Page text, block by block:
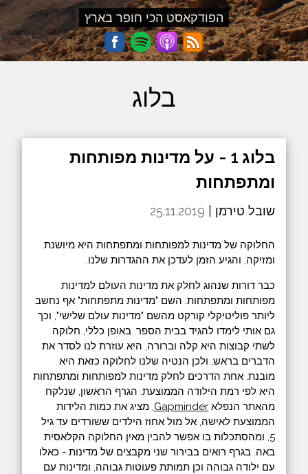
הפודקאסט הכי חופר בארץ
בלוג
בלוג 1 - על מדינות מפותחות
ומתפתחות
שובל טירמן | 25.11.2019
החלוקה של מדינות למפותחות ומתפתחות היא מיושנת
ומזיקה, והגיע הזמן לעדכן את ההגדרות שלנו.
כבר דורות שנהוג לחלק את מדינות העולם למדינות
מפותחות ומתפתחות. השם "מדינות מתפתחות" אף נחשב
ליותר פוליטיקלי קורקט מהשם "מדינות עולם שלישי", וכך
גם אותי לימדו להגיד בבית הספר. באופן כללי, חלוקה
לשתי קבוצות היא קלה וברורה, היא עוזרת לנו לסדר את
הדברים בראש, ולכן הנטיה שלנו לחלוקה כזאת היא
מובנת. אחת הדרכים לחלק מדינות למפותחות ומתפתחות
היא לפי רמת הילודה הממוצעת. הגרף הראשון, שנלקח
מהאתר הנפלא Gapminder, מציג את כמות הלידות
הממוצעת לאישה, אל מול אחוז הילדים ששורדים עד גיל
5, ומהסתכלות בו אפשר להבין מאין החלוקה הקלאסית
באה. בגרף רואים בבירור שני מקבצים של מדינות - כאלו
עם ילודה גבוהה וכן תמותת פעוטות גבוהה, ומדינות עם